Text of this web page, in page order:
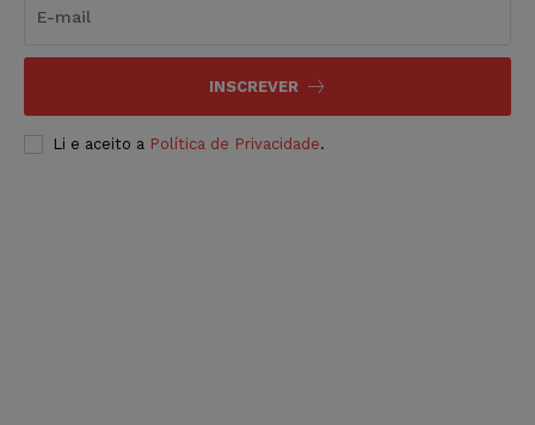
INSCREVER
Li e aceito a Política de Privacidade.